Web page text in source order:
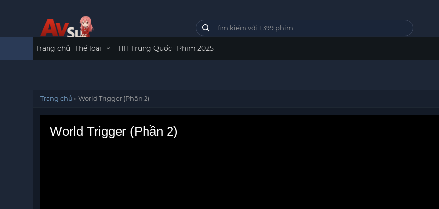
Trang chủ Thể loại HH Trung Quốc Phim 2025
Trang chủ »World Trigger (Phần 2)
World Trigger (Phần 2)